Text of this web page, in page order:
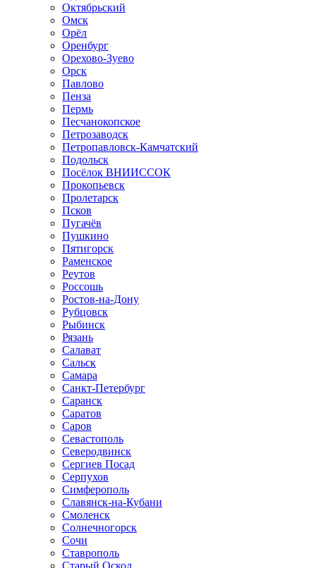
Октябрьский
Омск
Орёл
Оренбург
Орехово-Зуево
Орск
Павлово
Пенза
Пермь
Песчанокопское
Петрозаводск
Петропавловск-Камчатский
Подольск
Посёлок ВНИИССОК
Прокопьевск
Пролетарск
Псков
Пугачёв
Пушкино
Пятигорск
Раменское
Реутов
Россошь
Ростов-на-Дону
Рубцовск
Рыбинск
Рязань
Салават
Сальск
Самара
Санкт-Петербург
Саранск
Саратов
Саров
Севастополь
Северодвинск
Сергиев Посад
Серпухов
Симферополь
Славянск-на-Кубани
Смоленск
Солнечногорск
Сочи
Ставрополь
Старый Оскол